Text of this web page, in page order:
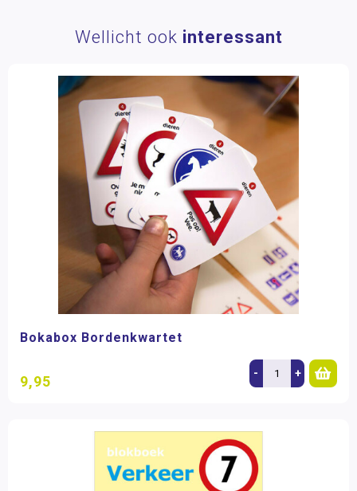
Wellicht ook interessant
Bokabox Bordenkwartet
9,95 - +